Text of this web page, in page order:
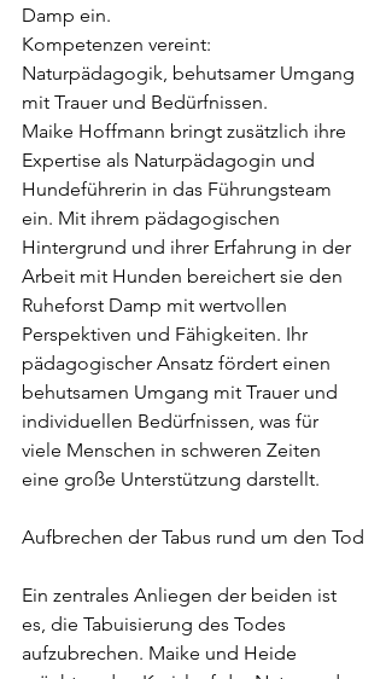
Damp ein.
Kompetenzen vereint:
Naturpädagogik, behutsamer Umgang
mit Trauer und Bedürfnissen.
Maike Hoffmann bringt zusätzlich ihre
Expertise als Naturpädagogin und
Hundeführerin in das Führungsteam
ein. Mit ihrem pädagogischen
Hintergrund und ihrer Erfahrung in der
Arbeit mit Hunden bereichert sie den
Ruheforst Damp mit wertvollen
Perspektiven und Fähigkeiten. Ihr
pädagogischer Ansatz fördert einen
behutsamen Umgang mit Trauer und
individuellen Bedürfnissen, was für
viele Menschen in schweren Zeiten
eine große Unterstützung darstellt.
Aufbrechen der Tabus rund um den Tod
Ein zentrales Anliegen der beiden ist
es, die Tabuisierung des Todes
aufzubrechen. Maike und Heide